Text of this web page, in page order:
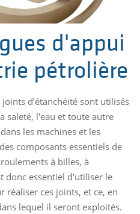
d'appui
pétrolière
d’étanchéité sont utilisés
saleté, l'eau et toute autre
les machines et les
composants essentiels de
à billes, à
donc essentiel d'utiliser le
réaliser ces joints, et ce, en
lequel il seront exploités.